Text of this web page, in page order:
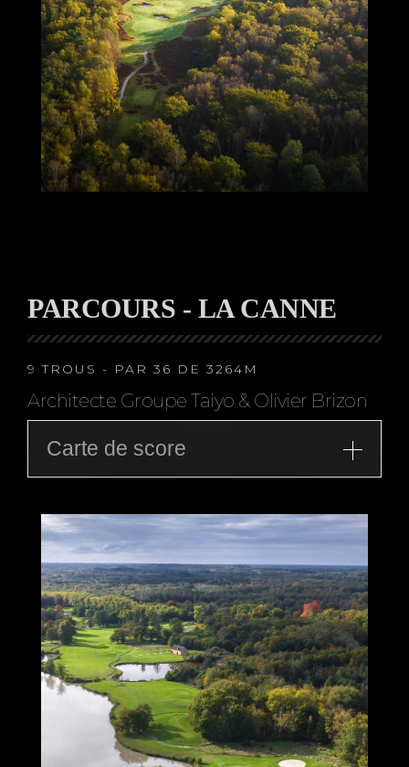
PARCOURS - LA CANNE
9 TROUS - PAR 36 DE 3264M
Architecte Groupe Taiyo & Olivier Brizon
Carte de score